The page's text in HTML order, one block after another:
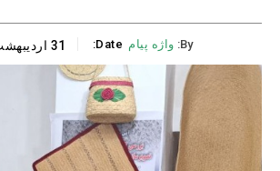
By: واژه پیام Date: 31 اردیبهشت 1402